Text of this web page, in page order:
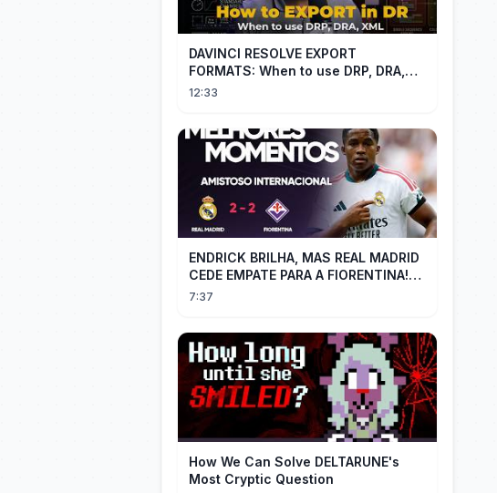
DAVINCI RESOLVE EXPORT
FORMATS: When to use DRP, DRA,
XML
12:33
ENDRICK BRILHA, MAS REAL MADRID
CEDE EMPATE PARA A FIORENTINA!
MM - Real Madrid 2 x 2 Fiorentina
7:37
How We Can Solve DELTARUNE's
Most Cryptic Question